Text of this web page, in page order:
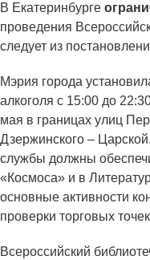
В Екатеринбурге
проведения
следует из
Мэрия города
алкоголя с 15:00 до
мая в границах улиц
Дзержинского –
службы должны
«Космоса» и в
основные активности
проверки торговых
Всероссийский